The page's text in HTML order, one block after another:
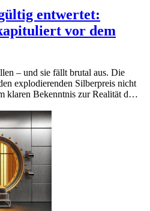
entwertet:
vor dem
– und sie fällt brutal aus. Die
explodierenden Silberpreis nicht
klaren Bekenntnis zur Realität d…